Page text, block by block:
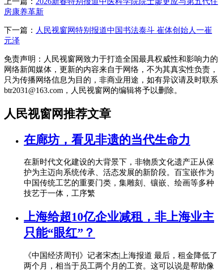
房康养革新
下一篇： 人民视窗网特别报道中国书法泰斗 崔体创始人一崔
元泽
免责声明：人民视窗网致力于打造全国最具权威性和影响力的
网络新闻媒体，更新的内容来自于网络，不为其真实性负责，
只为传播网络信息为目的，非商业用途，如有异议请及时联系
btr2031@163.com，人民视窗网的编辑将予以删除。
人民视窗网推荐文章
在廊坊，看见非遗的当代生命力
在新时代文化建设的大背景下，非物质文化遗产正从保
护为主迈向系统传承、活态发展的新阶段。百宝嵌作为
中国传统工艺的重要门类，集雕刻、镶嵌、绘画等多种
技艺于一体，工序繁
上海给超10亿企业减租，非上海业主
只能“眼红”？
《中国经济周刊》记者宋杰|上海报道 最后，租金降低了
两个月，相当于员工两个月的工资。这可以说是帮助像